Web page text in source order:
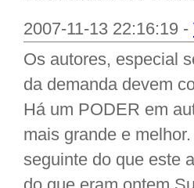
2007-11-13 22:16:19 -
Os autores, especial
da demanda devem
Há um PODER em
mais grande e
seguinte do que este